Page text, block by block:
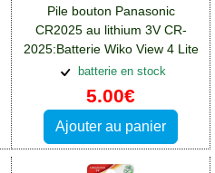
Pile bouton Panasonic
CR2025 au lithium 3V CR-
2025:Batterie Wiko View 4 Lite
batterie en stock
5.00€
Ajouter au panier